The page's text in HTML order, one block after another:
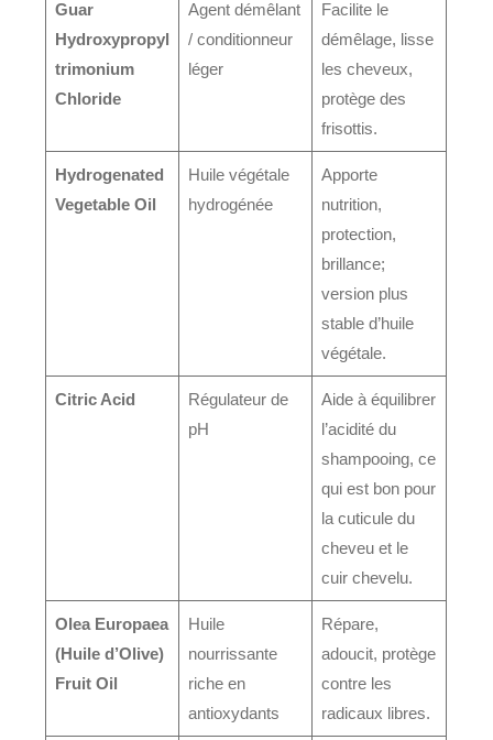
Guar
Hydroxypropyl
trimonium
Chloride
Agent démêlant
/ conditionneur
léger
Facilite le
démêlage, lisse
les cheveux,
protège des
frisottis.
Hydrogenated
Vegetable Oil
Huile végétale
hydrogénée
Apporte
nutrition,
protection,
brillance;
version plus
stable d’huile
végétale.
Citric Acid
Régulateur de
pH
Aide à équilibrer
l’acidité du
shampooing, ce
qui est bon pour
la cuticule du
cheveu et le
cuir chevelu.
Olea Europaea
(Huile d’Olive)
Fruit Oil
Huile
nourrissante
riche en
antioxydants
Répare,
adoucit, protège
contre les
radicaux libres.